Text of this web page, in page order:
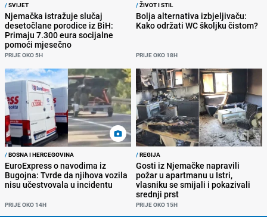
/SVIJET
Njemačka istražuje slučaj
desetočlane porodice iz BiH:
Primaju 7.300 eura socijalne
pomoći mjesečno
PRIJE OKO 5H
/ŽIVOT I STIL
Bolja alternativa izbjeljivaču:
Kako održati WC školjku čistom?
PRIJE OKO 18H
/BOSNA I HERCEGOVINA
EuroExpress o navodima iz
Bugojna: Tvrde da njihova vozila
nisu učestvovala u incidentu
PRIJE OKO 14H
/REGIJA
Gosti iz Njemačke napravili
požar u apartmanu u Istri,
vlasniku se smijali i pokazivali
srednji prst
PRIJE OKO 15H